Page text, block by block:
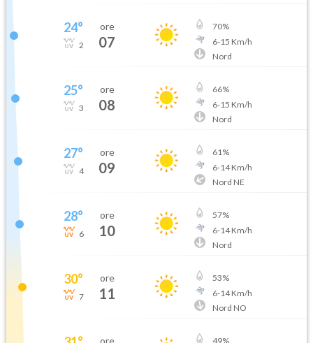
24°
2
ore
07
70%
6-15 Km/h
Nord
25°
3
ore
08
66%
6-15 Km/h
Nord
27°
4
ore
09
61%
6-14Km/h
Nord NE
28°
6
ore
10
57%
6-14Km/h
Nord
30°
7
ore
11
53%
6-14Km/h
Nord NO
ore 49%